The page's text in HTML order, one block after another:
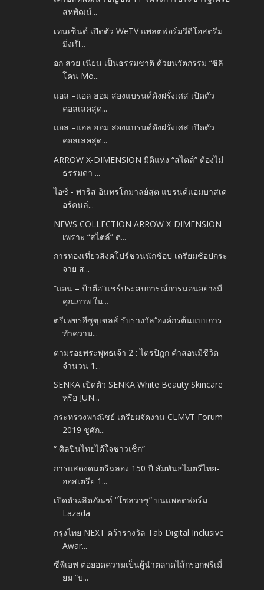
สหพัฒน์...
เทนเซ็นต์ เปิดตัว WeTV แพลตฟอร์มวีดีโอสตรีม
มิ่งเป็...
อก สวย เนียน เป็นธรรมชาติ ด้วยนวัตกรรม “ซิลิ
โคน Mo...
แอล –แอล ฮอม สองแบรนด์ดังฝรั่งเศส เปิดตัว
คอลเลคสุด...
แอล –แอล ฮอม สองแบรนด์ดังฝรั่งเศส เปิดตัว
คอลเลคสุด...
ARROW X-DIMENSION มิติแห่ง “สไตล์” ต้องไม่
ธรรมดา ...
ไอซ์ - พาริส อินทรโกมาลย์สุต แบรนด์แอมบาสเด
อร์คนล่...
NEWS COLLECTION ARROW X-DIMENSION
เพราะ “สไตล์” ต...
การท่องเที่ยวสิงคโปร์ชวนนักช้อป เตรียมช้อปกระ
จาย ส...
“แอน – ป้าตือ”แชร์ประสบการณ์การนอนอย่างมี
คุณภาพ ใน...
ตรีเพชรอีซูซุเซลส์ รับรางวัล“องค์กรต้นแบบการ
ทำความ...
ตามรอยพระพุทธเจ้า 2 : ไตรปิฎก คำสอนมีชีวิต
จำนวน 1...
SENKA เปิดตัว SENKA White Beauty Skincare
หรือ JUN...
กระทรวงพาณิชย์ เตรียมจัดงาน CLMVT Forum
2019 ชูศัก...
“ ศิลปินไทยได้ใจชาวเช็ก”
การแสดงดนตรีฉลอง 150 ปี สัมพันธไมตรีไทย-
ออสเตรีย 1...
เปิดตัวผลิตภัณฑ์ “โซลวาซู” บนแพลตฟอร์ม
Lazada
กรุงไทย NEXT คว้ารางวัล Tab Digital Inclusive
Awar...
ซีพีเอฟ ต่อยอดความเป็นผู้นำตลาดไส้กรอกพรีเมี่
ยม “บ...